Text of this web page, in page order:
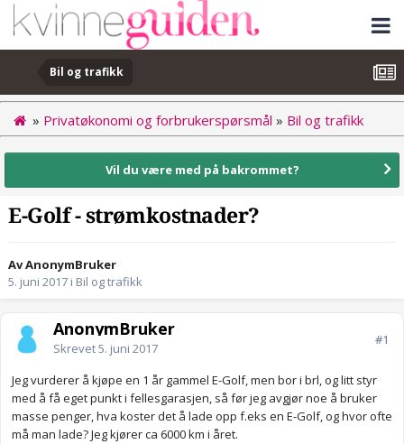
Bil og trafikk
» Privatøkonomi og forbrukerspørsmål » Bil og trafikk
Vil du være med på bakrommet?
E-Golf - strømkostnader?
Av AnonymBruker
5. juni 2017 i Bil og trafikk
AnonymBruker
Skrevet5. juni 2017
#1
Jeg vurderer å kjøpe en 1 år gammel E-Golf, men bor i brl, og litt styr
med å få eget punkt i fellesgarasjen, så før jeg avgjør noe å bruker
masse penger, hva koster det å lade opp f.eks en E-Golf, og hvor ofte
må man lade? Jeg kjører ca 6000 km i året.